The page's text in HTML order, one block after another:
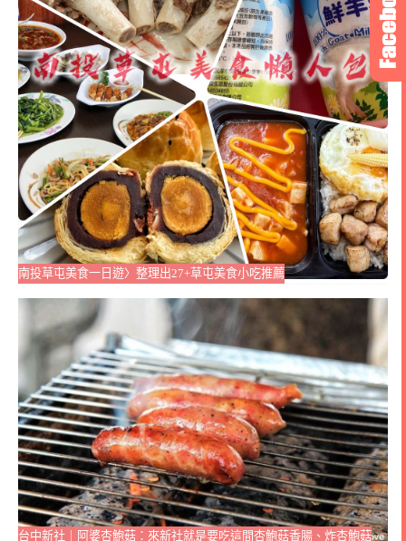
南投草屯美食一日遊〉整理出27+草屯美食小吃推薦
台中新社｜阿婆杏鮑菇：來新社就是要吃這間杏鮑菇香腸、炸杏鮑菇